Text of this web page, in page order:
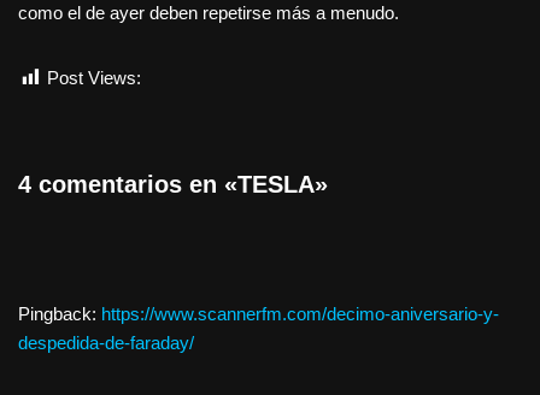
como el de ayer deben repetirse más a menudo.
Post Views:
4 comentarios en «TESLA»
Pingback: https://www.scannerfm.com/decimo-aniversario-y-
despedida-de-faraday/